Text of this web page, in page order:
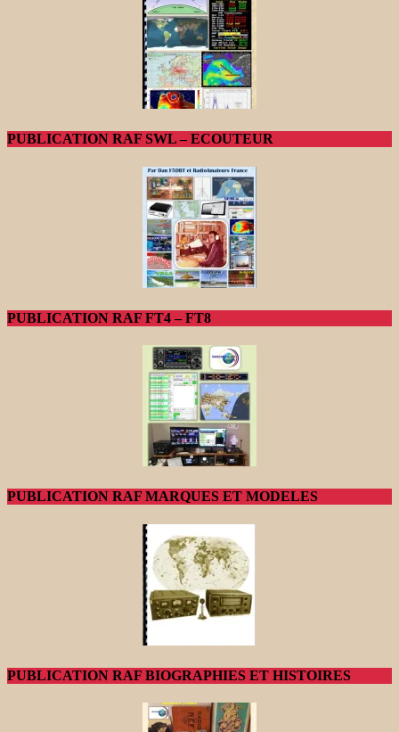
PUBLICATION RAF SWL – ECOUTEUR
PUBLICATION RAF FT4 – FT8
PUBLICATION RAF MARQUES ET MODELES
PUBLICATION RAF BIOGRAPHIES ET HISTOIRES